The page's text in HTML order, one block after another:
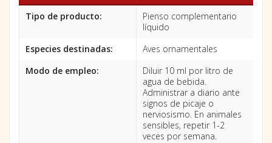
Tipo de producto:
Pienso complementario
líquido
Especies destinadas:
Aves ornamentales
Modo de empleo:
Diluir 10 ml por litro de
agua de bebida.
Administrar a diario ante
signos de picaje o
nerviosismo. En animales
sensibles, repetir 1-2
veces por semana.